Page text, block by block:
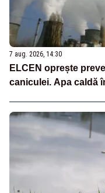
7 aug. 2026, 14:30
ELCEN oprește
caniculei. Apa caldă